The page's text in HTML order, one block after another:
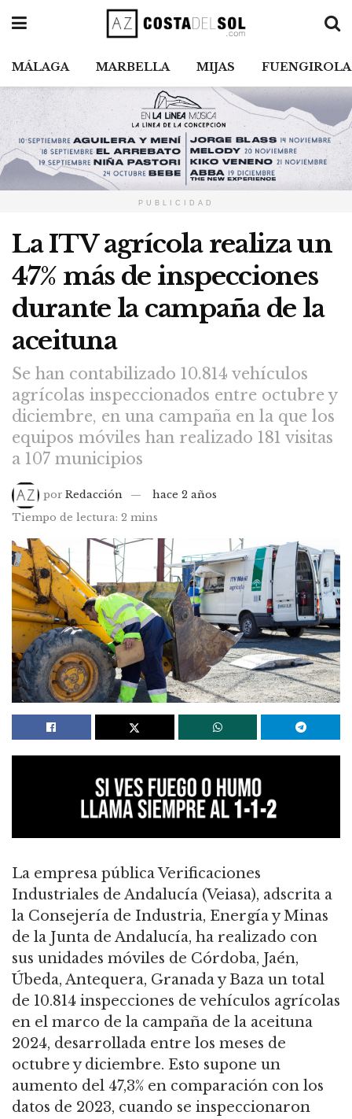
MÁLAGA MARBELLA MIJAS FUENGIROLA
PUBLICIDAD
La ITV agrícola realiza un
47% más de inspecciones
durante la campaña de la
aceituna
Se han contabilizado 10.814 vehículos
agrícolas inspeccionados entre octubre y
diciembre, en una campaña en la que los
equipos móviles han realizado 181 visitas
a 107 municipios
por Redacción
hace 2 años
Tiempo de lectura: 2 mins
La empresa pública Verificaciones
Industriales de Andalucía (Veiasa), adscrita a
la Consejería de Industria, Energía y Minas
de la Junta de Andalucía, ha realizado con
sus unidades móviles de Córdoba, Jaén,
Úbeda, Antequera, Granada y Baza un total
de 10.814 inspecciones de vehículos agrícolas
en el marco de la campaña de la aceituna
2024, desarrollada entre los meses de
octubre y diciembre. Esto supone un
aumento del 47,3% en comparación con los
datos de 2023, cuando se inspeccionaron